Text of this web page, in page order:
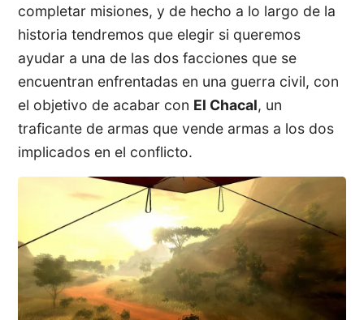
completar misiones, y de hecho a lo largo de la
historia tendremos que elegir si queremos
ayudar a una de las dos facciones que se
encuentran enfrentadas en una guerra civil, con
el objetivo de acabar con El Chacal, un
traficante de armas que vende armas a los dos
implicados en el conflicto.